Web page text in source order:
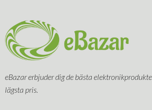
eBazar erbjuder dig de bästa
lägsta pris.